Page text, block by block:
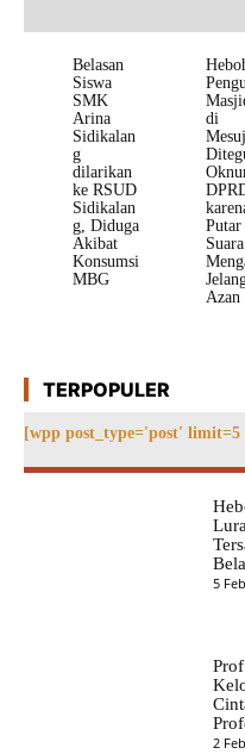
Belasan
Siswa
SMK
Arina
Sidikalan
g
dilarikan
ke RSUD
Sidikalan
g, Diduga
Akibat
Konsumsi
MBG
di
Putar
Suara
Azan
TERPOPULER
[wpp post_type='post'
5
2